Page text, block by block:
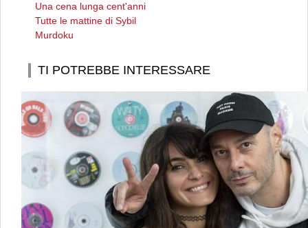
Una cena lunga cent'anni
Tutte le mattine di Sybil
Murdoku
TI POTREBBE INTERESSARE